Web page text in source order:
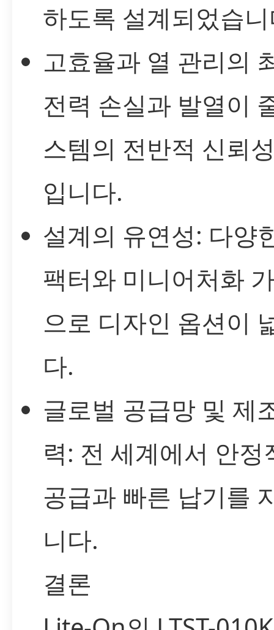
하도록 설계되었습
고효율과 열 관리의
전력 손실과 발열이
스템의 전반적 신뢰
입니다.
설계의 유연성: 다양
팩터와 미니어처화
으로 디자인 옵션이
다.
글로벌 공급망 및 제
력: 전 세계에서 안정
공급과 빠른 납기를
니다.
결론